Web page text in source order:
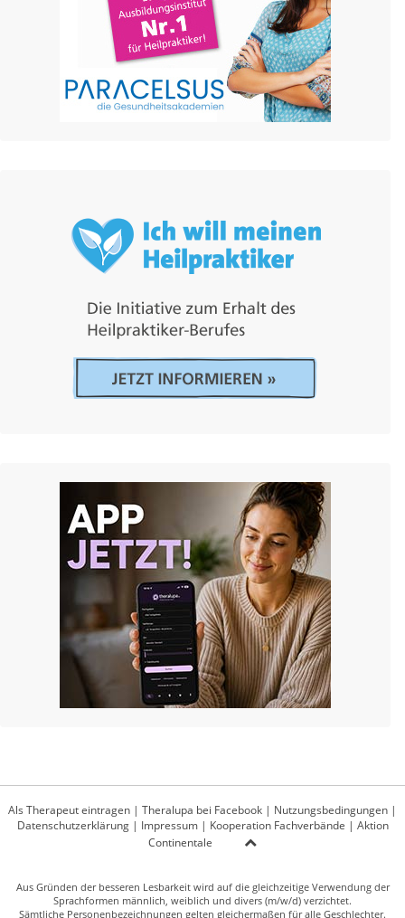
Als Therapeut eintragen | Theralupa bei Facebook | Nutzungsbedingungen |
Datenschutzerklärung| Impressum| Kooperation Fachverbände | Aktion
Continentale
Aus Gründen der besseren Lesbarkeit wird auf die gleichzeitige Verwendung der
Sprachformen männlich, weiblich und divers (m/w/d) verzichtet.
Sämtliche Personenbezeichnungen gelten gleichermaßen für alle Geschlechter.